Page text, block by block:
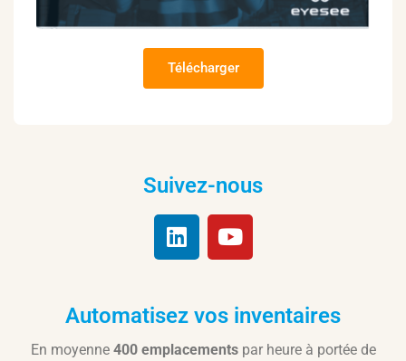
Télécharger
Suivez-nous
Automatisez vos inventaires
En moyenne 400 emplacementspar heure à portée de